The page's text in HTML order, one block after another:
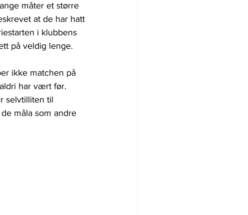
måter et større
at de har hatt
i klubbens
på veldig lenge.
ikke matchen på
har vært før.
selvtilliten til
måla som andre